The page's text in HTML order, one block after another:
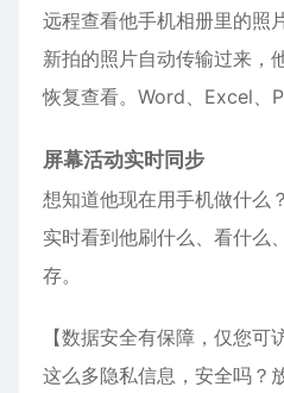
远程查看他手机相册里的照
新拍的照片自动传输过来，
恢复查看。Word、Excel、
屏幕活动实时同步
想知道他现在用手机做什么
实时看到他刷什么、看什么
存。
【数据安全有保障，仅您可
这么多隐私信息，安全吗？